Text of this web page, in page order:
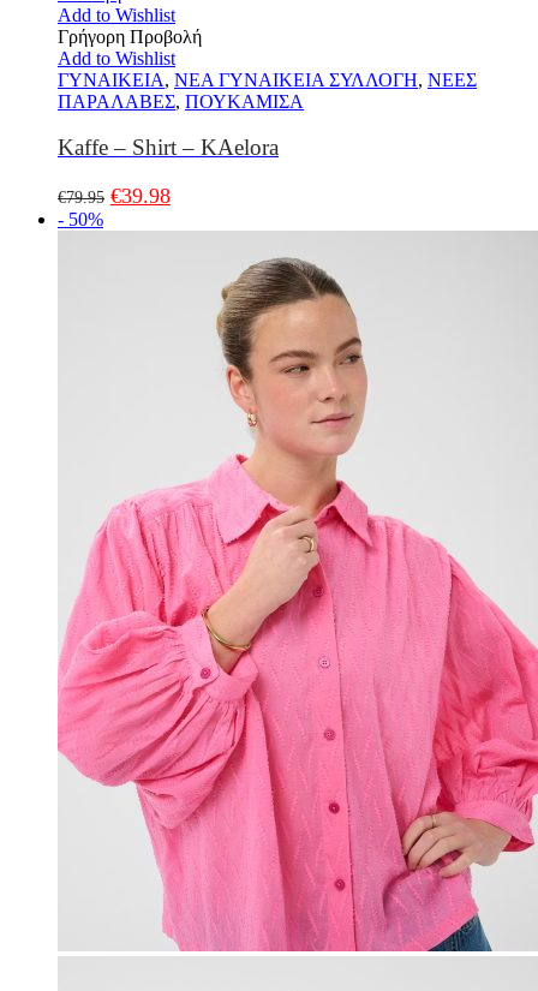
Add to Wishlist
Γρήγορη Προβολή
Add to Wishlist
ΓΥΝΑΙΚΕΙΑ, ΝΕΑ ΓΥΝΑΙΚΕΙΑ ΣΥΛΛΟΓΗ, ΝΕΕΣ
ΠΑΡΑΛΑΒΕΣ, ΠΟΥΚΑΜΙΣΑ
Kaffe – Shirt – KAelora
€79.95 €39.98
- 50%